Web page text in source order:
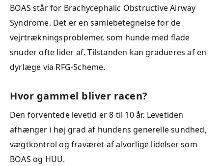
BOAS står for Brachycephalic Obstructive Airway
Syndrome. Det er en samlebetegnelse for de
vejrtrækningsproblemer, som hunde med flade
snuder ofte lider af. Tilstanden kan gradueres af en
dyrlæge via RFG-Scheme.
Hvor gammel bliver racen?
Den forventede levetid er 8 til 10 år. Levetiden
afhænger i høj grad af hundens generelle sundhed,
vægtkontrol og fraværet af alvorlige lidelser som
BOAS og HUU.